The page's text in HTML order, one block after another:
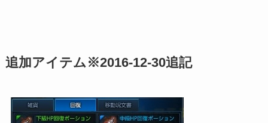
追加アイテム※2016-12-30追記